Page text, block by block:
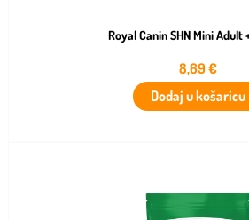
Royal Canin SHN Mini Adult
8,69€
Dodaj u košaricu